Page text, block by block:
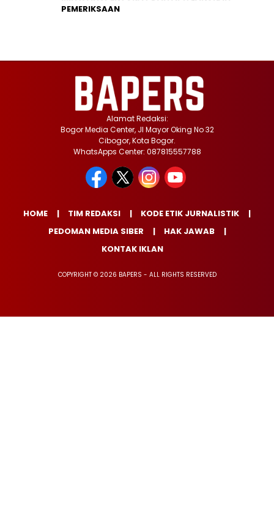
PEMERIKSAAN
Alamat Redaksi:
Bogor Media Center, Jl Mayor Oking No 32
Cibogor, Kota Bogor.
WhatsApps Center: 087815557788
HOME TIM REDAKSI
KODE ETIK JURNALISTIK
PEDOMAN MEDIA SIBER
HAK JAWAB
KONTAK IKLAN
COPYRIGHT © 2026 BAPERS - ALL RIGHTS RESERVED